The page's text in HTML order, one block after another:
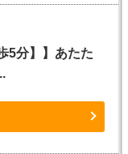
5分】】あたた